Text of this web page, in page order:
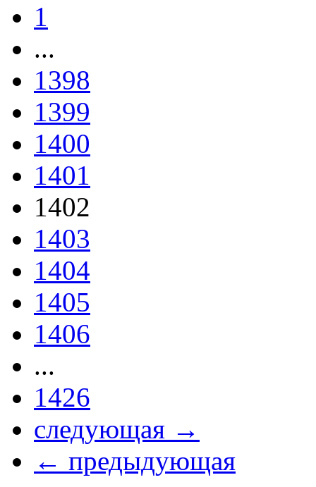
1
...
1398
1399
1400
1401
1402
1403
1404
1405
1406
...
1426
следующая →
← предыдующая